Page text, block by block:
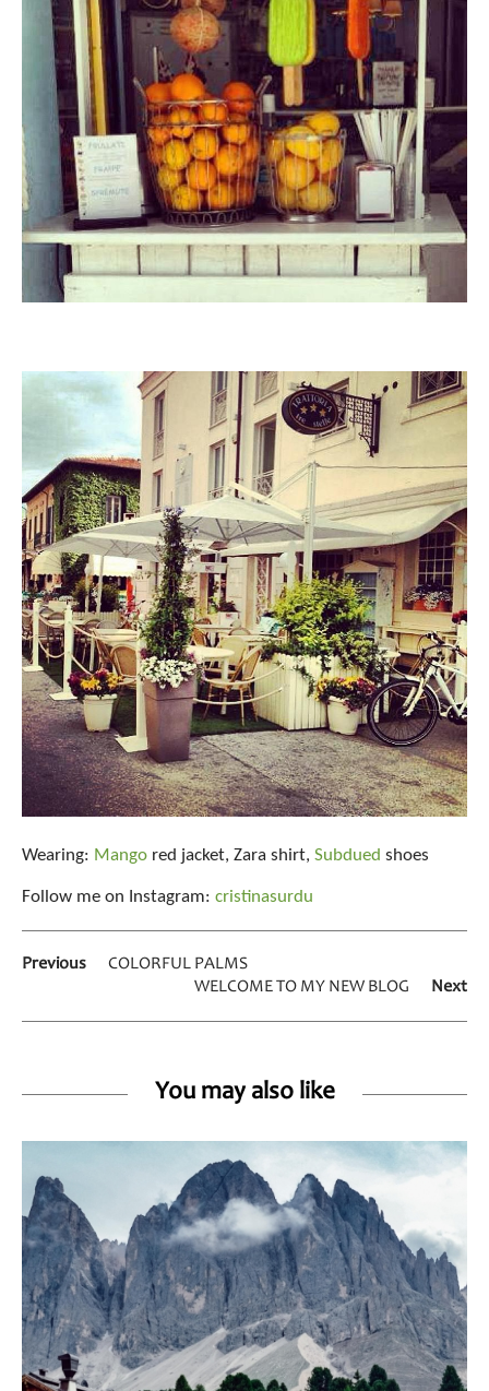
Wearing: Mango red jacket, Zara shirt, Subdued shoes
Follow me on Instagram: cristinasurdu
Previous
COLORFUL PALMS
Next
WELCOME TO MY NEW BLOG
You may also like